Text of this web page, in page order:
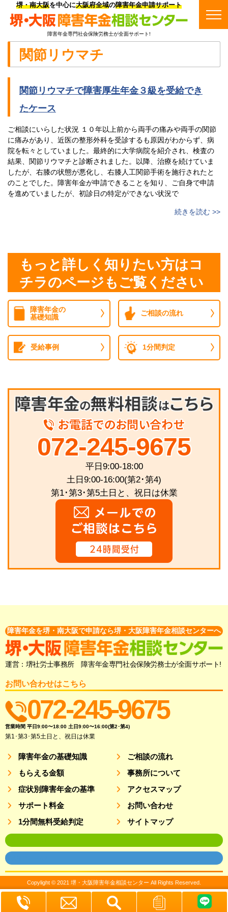
堺・南大阪を中心に大阪府全域の障害年金申請サポート
障害年金専門社会保険労務士が全面サポート!
関節リウマチ
関節リウマチで障害厚生年金３級を受給でき
たケース
ご相談にいらした状況 １０年以上前から両手の痛みや両手の関節
に痛みがあり、近医の整形外科を受診するも原因がわからず、病
院を転々としていました。最終的に大学病院を紹介され、検査の
結果、関節リウマチと診断されました。以降、治療を続けていま
したが、右膝の状態が悪化し、右膝人工関節手術を施行されたと
のことでした。障害年金が申請できることを知り、ご自身で申請
を進めていましたが、初診日の特定ができない状況で
続きを読む >>
もっと詳しく知りたい方はコ
チラのページもご覧ください
障害年金の
基礎知識
ご相談の流れ
受給事例 1分間判定
072-245-9675
平日9:00-18:00
土日9:00-16:00(第2･第4)
第1･第3･第5土日と、祝日は休業
障害年金を堺・南大阪で申請なら堺・大阪障害年金相談センターへ
運営：堺社労士事務所 障害年金専門社会保険労務士が全面サポート!
お問い合わせはこちら
072-245-9675
営業時間 平日9:00〜18:00 土日9:00〜16:00(第2･第4)
第1･第3･第5土日と、祝日は休業
障害年金の基礎知識
ご相談の流れ
もらえる金額
事務所について
症状別障害年金の基準
アクセスマップ
サポート料金
お問い合わせ
1分間無料受給判定
サイトマップ
面談用フォーム1
面談用フォーム2
Copylight © 2021 堺・大阪障害年金相談センター All Rights Reserved.